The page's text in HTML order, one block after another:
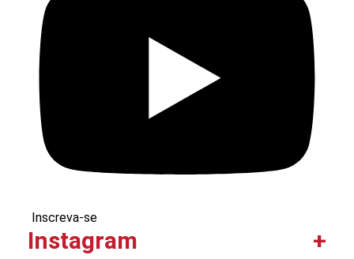
Inscreva-se
Instagram